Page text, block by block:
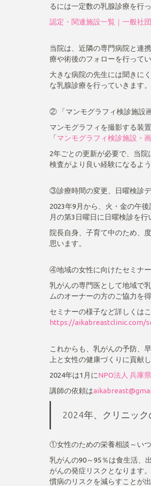
るには一定数の乳腺診療を行
認定・関連施設一覧｜一般社
当院は、近隣の専門病院と連
療や術後のフォローを行ってい
大きな病院の先生には聞きに
な乳腺診療を行っていきます。
② 「マンモグラフィ検診施設
マンモグラフィを撮影する装
「マンモグラフィ検診施設・
2年ごとの更新が必要で、当
検査がより良い経験になるよ
③診療時間の変更、日曜検診
2023年9月から、火・金の午
月の第3日曜日に日曜検診を
院長自身、子育て中のため、
思います。
④地域の女性に向けたセミナ
乳がんの専門医として地域で
ムのオーナーの方のご協力を
セミナーの様子など詳しくは
https://aikabreastclinic.com/
これからも、乳がんの予防、
上と女性の健康づくりに貢献
2024年は1月にNPO法人 兵庫
講師の依頼は
2024年、クリニック
①女性のための栄養相談～い
乳がんの90～95％は食生活、
がんの発症リスクとなります
慣病のリスクを減らすことが出